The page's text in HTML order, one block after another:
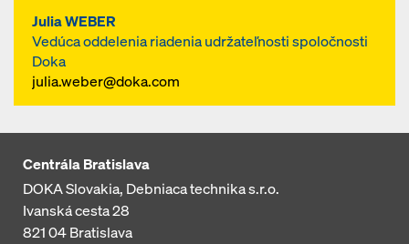
intenzívnej spolupráce v rámci
špecializovanej pracovnej skupiny.
Julia WEBER
Vedúca oddelenia riadenia udržateľnosti spoločnosti
Doka
julia.weber@doka.com
Centrála Bratislava
DOKA Slovakia, Debniaca technika s.r.o.
Ivanská cesta 28
821 04Bratislava